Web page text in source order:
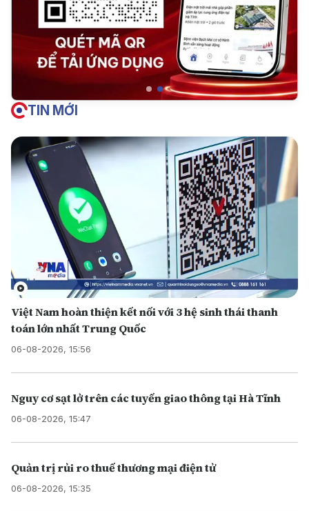
TIN MỚI
Việt Nam hoàn thiện kết nối với 3 hệ sinh thái thanh
toán lớn nhất Trung Quốc
06-08-2026, 15:56
Nguy cơ sạt lở trên các tuyến giao thông tại Hà Tĩnh
06-08-2026, 15:47
Quản trị rủi ro thuế thương mại điện tử
06-08-2026, 15:35